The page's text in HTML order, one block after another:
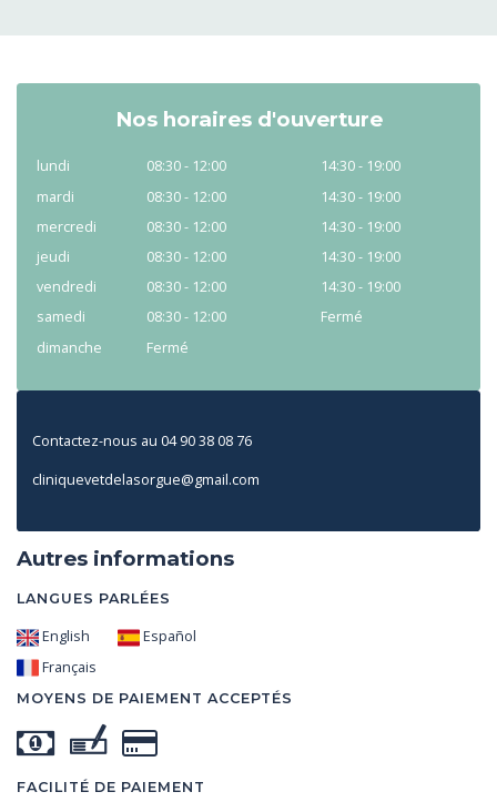
Nos horaires d'ouverture
lundi 08:30 - 12:00
14:30 - 19:00
mardi
08:30 - 12:00
14:30 - 19:00
mercredi
08:30 - 12:00
14:30 - 19:00
jeudi
08:30 - 12:00
14:30 - 19:00
vendredi
08:30 - 12:00
14:30 - 19:00
samedi
08:30 - 12:00
Fermé
dimanche
Fermé
Contactez-nous au 04 90 38 08 76
cliniquevetdelasorgue@gmail.com
Autres informations
LANGUES PARLÉES
English
Español
Français
MOYENS DE PAIEMENT ACCEPTÉS
FACILITÉ DE PAIEMENT